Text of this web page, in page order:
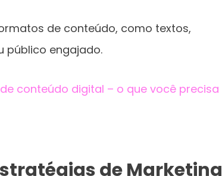
de conteúdo, como textos,
público engajado.
conteúdo digital – o que você precisa
de Marketing